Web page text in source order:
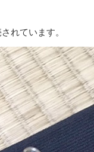
れています。